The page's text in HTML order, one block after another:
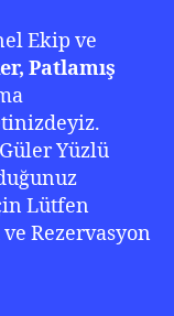
Ekip ve
Patlamış
Yüzlü
Lütfen
Rezervasyon